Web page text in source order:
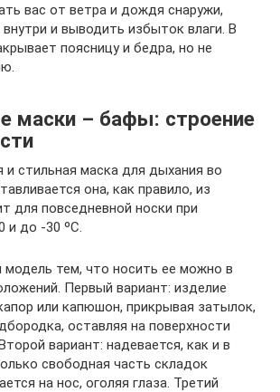
вас от ветра и дождя снаружи,
и выводить избыток влаги. В
поясницу и бедра, но не
маски – бафы: строение
стильная маска для дыхания во
она, как правило, из
для повседневной носки при
и до -30 ºС.
модель тем, что носить ее можно в
Первый вариант: изделие
или капюшон, прикрывая затылок,
оставляя на поверхности
вариант: надевается, как и в
свободная часть складок
на нос, оголяя глаза. Третий